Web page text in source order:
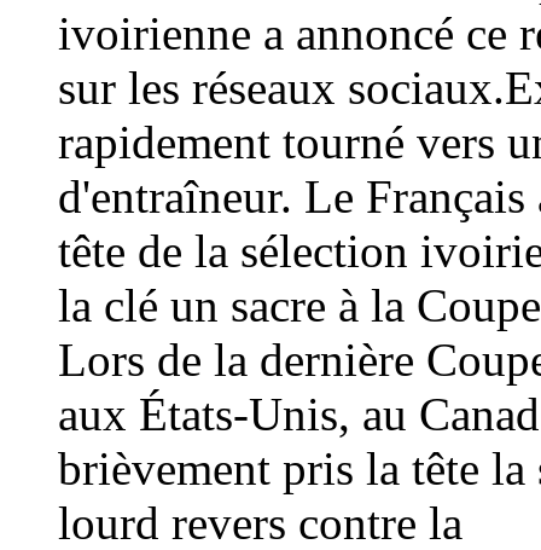
ivoirienne a annoncé ce
sur les réseaux
rapidement tourné vers
d'entraîneur. Le
tête de la sélection
la clé un sacre à la
Lors de la dernière
aux États-Unis, au
brièvement pris la tête
lourd revers contre la